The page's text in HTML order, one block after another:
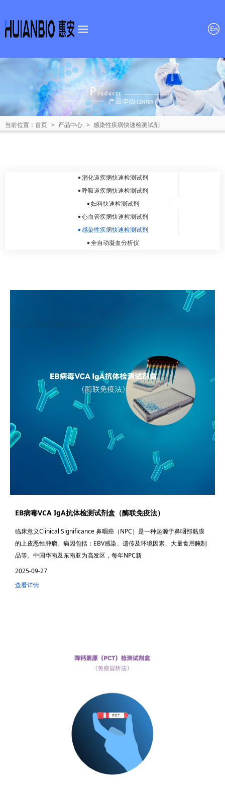
关于我们
产品中心
新闻资讯
当前位置： 首页 > 产品中心 > 感染性疾病快速检测试剂
消化道疾病快速检测试剂
呼吸道疾病快速检测试剂
妇科快速检测试剂
心血管疾病快速检测试剂
感染性疾病快速检测试剂
全自动凝血分析仪
EB病毒VCA IgA抗体检测试剂盒（酶联免疫法）
临床意义Clinical Significance 鼻咽癌（NPC）是一种起源于鼻咽部黏膜
的上皮恶性肿瘤。病因包括：EBV感染、遗传及环境因素、大量食用腌制
品等。中国华南及东南亚为高发区，每年NPC新
2025-09-27
查看详情